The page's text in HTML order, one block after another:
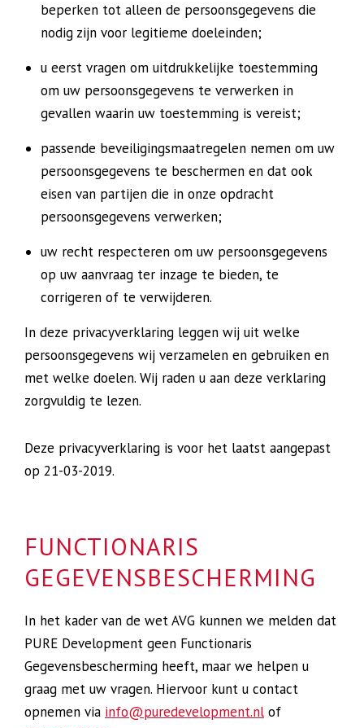
beperken tot alleen de persoonsgegevens die
nodig zijn voor legitieme doeleinden;
u eerst vragen om uitdrukkelijke toestemming
om uw persoonsgegevens te verwerken in
gevallen waarin uw toestemming is vereist;
passende beveiligingsmaatregelen nemen om uw
persoonsgegevens te beschermen en dat ook
eisen van partijen die in onze opdracht
persoonsgegevens verwerken;
uw recht respecteren om uw persoonsgegevens
op uw aanvraag ter inzage te bieden, te
corrigeren of te verwijderen.
In deze privacyverklaring leggen wij uit welke
persoonsgegevens wij verzamelen en gebruiken en
met welke doelen. Wij raden u aan deze verklaring
zorgvuldig te lezen.
Deze privacyverklaring is voor het laatst aangepast
op 21-03-2019.
FUNCTIONARIS
GEGEVENSBESCHERMING
In het kader van de wet AVG kunnen we melden dat
PURE Development geen Functionaris
Gegevensbescherming heeft, maar we helpen u
graag met uw vragen. Hiervoor kunt u contact
opnemen via info@puredevelopment.nl of